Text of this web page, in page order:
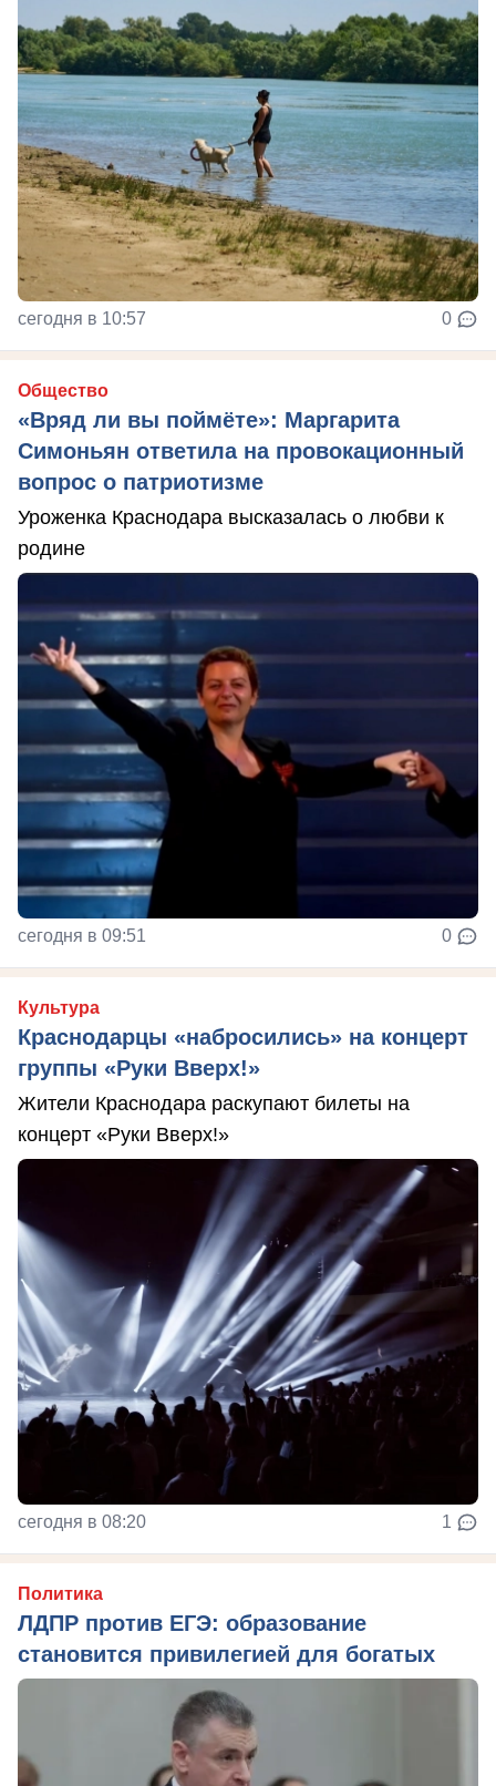
сегодня в 10:57 0
Общество
«Вряд ли вы поймёте»: Маргарита
Симоньян ответила на провокационный
вопрос о патриотизме
Уроженка Краснодара высказалась о любви к
родине
сегодня в 09:51 0
Культура
Краснодарцы «набросились» на концерт
группы «Руки Вверх!»
Жители Краснодара раскупают билеты на
концерт «Руки Вверх!»
сегодня в 08:20 1
Политика
ЛДПР против ЕГЭ: образование
становится привилегией для богатых